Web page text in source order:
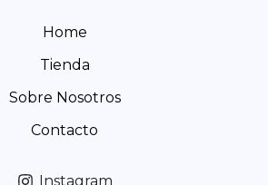
Home
Tienda
Sobre Nosotros
Contacto
Instagram